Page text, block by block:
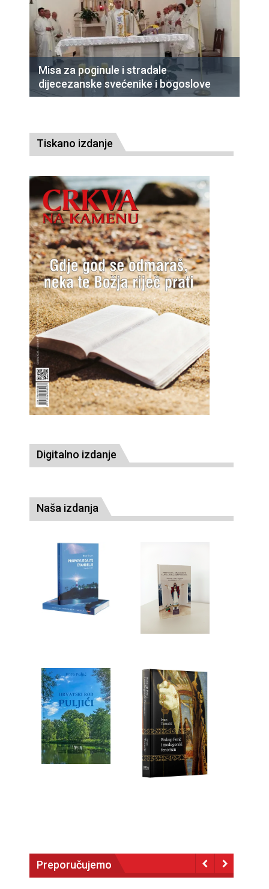
Misa za poginule i stradale
dijecezanske svećenike i bogoslove
Tiskano izdanje
Digitalno izdanje
Naša izdanja
Preporučujemo